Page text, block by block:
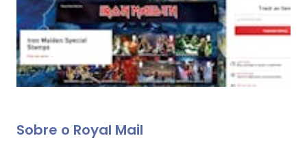
Sobre o Royal Mail